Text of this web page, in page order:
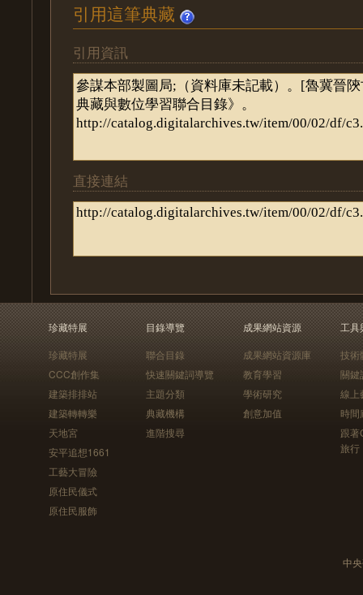
引用這筆典藏
引用資訊
直接連結
珍藏特展
珍藏特展
CCC創作集
建築排排站
建築轉轉樂
天地宮
安平追想1661
工藝大冒險
原住民儀式
原住民服飾
目錄導覽
聯合目錄
快速關鍵詞導覽
主題分類
典藏機構
進階搜尋
成果網站資源
成果網站資源庫
教育學習
學術研究
創意加值
工具
技術
關鍵
線上
時間
跟
旅行
中